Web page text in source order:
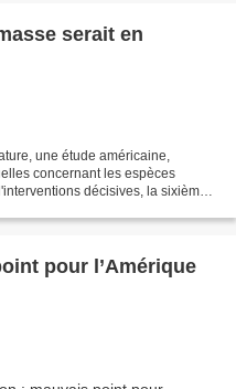
serait en
une étude américaine,
concernant les espèces
décisives, la sixième
pour l’Amérique